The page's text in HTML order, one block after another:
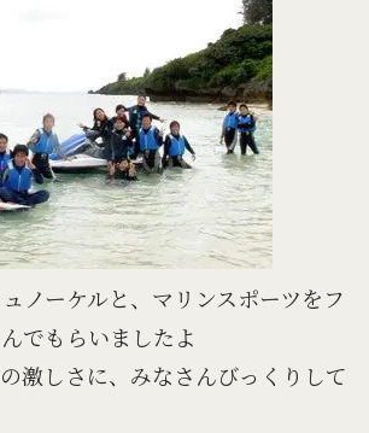
ノーケルと、マリンスポーツをフ
でもらいましたよ
激しさに、みなさんびっくりして